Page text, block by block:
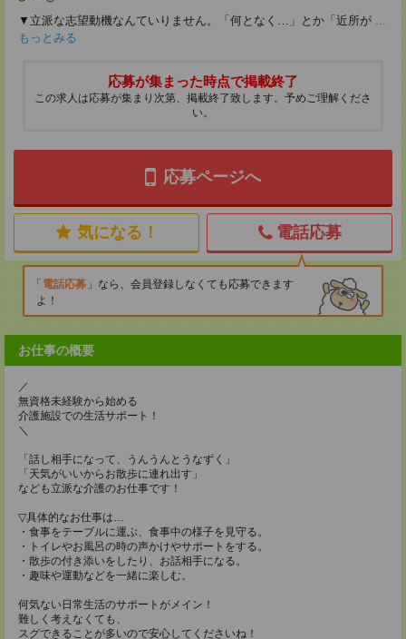
▼立派な志望動機なんていりません。「何となく…」とか「近所が ...
もっとみる
応募が集まった時点で掲載終了
この求人は応募が集まり次第、掲載終了致します。予めご理解くださ
い。
応募ページへ
気になる！ 電話応募
電話応募
なら、会員登録しなくても応募できます
よ！
お仕事の概要
／
無資格未経験から始める
介護施設での生活サポート！
＼
「話し相手になって、うんうんとうなずく」
「天気がいいからお散歩に連れ出す」
なども立派な介護のお仕事です！
▽具体的なお仕事は…
・食事をテーブルに運ぶ、食事中の様子を見守る。
・トイレやお風呂の時の声かけやサポートをする。
・散歩の付き添いをしたり、お話相手になる。
・趣味や運動などを一緒に楽しむ。
何気ない日常生活のサポートがメイン！
難しく考えなくても、
スグできることが多いので安心してくださいね！